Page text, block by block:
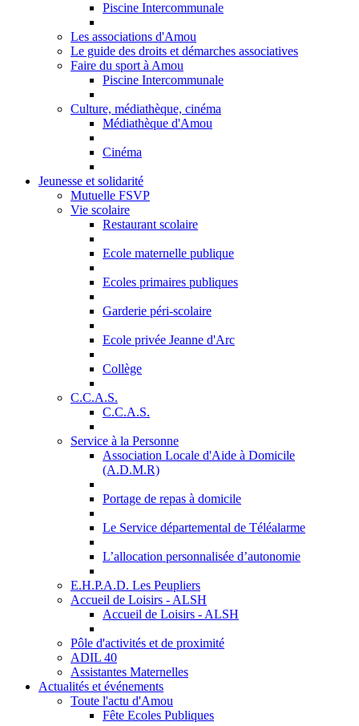
Piscine Intercommunale
Les associations d'Amou
Le guide des droits et démarches associatives
Faire du sport à Amou
Piscine Intercommunale
Culture, médiathèque, cinéma
Médiathèque d'Amou
Cinéma
Jeunesse et solidarité
Mutuelle FSVP
Vie scolaire
Restaurant scolaire
Ecole maternelle publique
Ecoles primaires publiques
Garderie péri-scolaire
Ecole privée Jeanne d'Arc
Collège
C.C.A.S.
C.C.A.S.
Service à la Personne
Association Locale d'Aide à Domicile
(A.D.M.R)
Portage de repas à domicile
Le Service départemental de Téléalarme
L’allocation personnalisée d’autonomie
E.H.P.A.D. Les Peupliers
Accueil de Loisirs - ALSH
Accueil de Loisirs - ALSH
Pôle d'activités et de proximité
ADIL 40
Assistantes Maternelles
Actualités et événements
Toute l'actu d'Amou
Fête Ecoles Publiques